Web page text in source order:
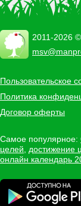
2011-2026 ©
Пользовательское
Политика
Договор оферты
Самое популярное:
целей
достижение
онлайн календарь